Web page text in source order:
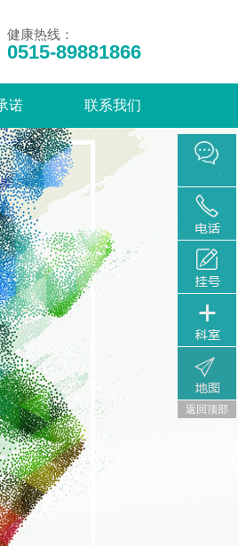
健康热线：
0515-89881866
诺 联系我们
返回顶部